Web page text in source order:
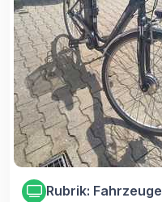
Rubrik: Fahrzeuge